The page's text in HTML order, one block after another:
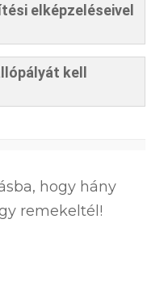
elképzeléseivel
kell
hogy hány
remekeltél!